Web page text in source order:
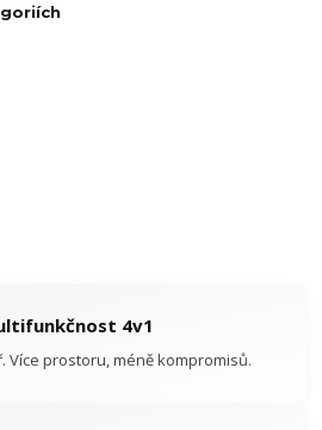
4v1
Více prostoru, méně kompromisů.